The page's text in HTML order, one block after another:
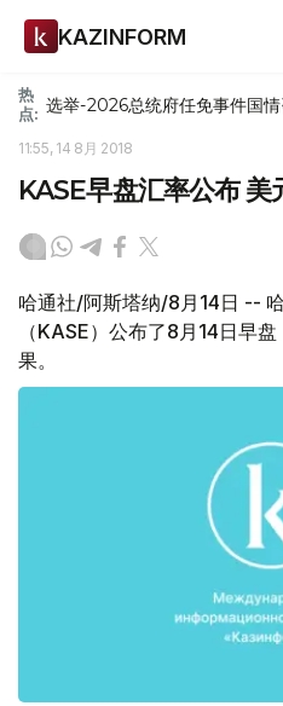
KAZINFORM
热
点: 选举-2026总统府任免事件国
11:55, 14 8月 2018
KASE早盘汇率公布
哈通社/阿斯塔纳/8月14日 --
（KASE）公布了8月14日早
果。